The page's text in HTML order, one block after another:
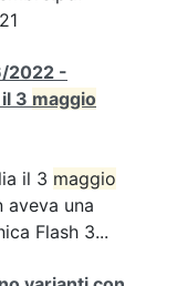
2022 -
3 maggio
il 3 maggio
aveva una
Flash 3...